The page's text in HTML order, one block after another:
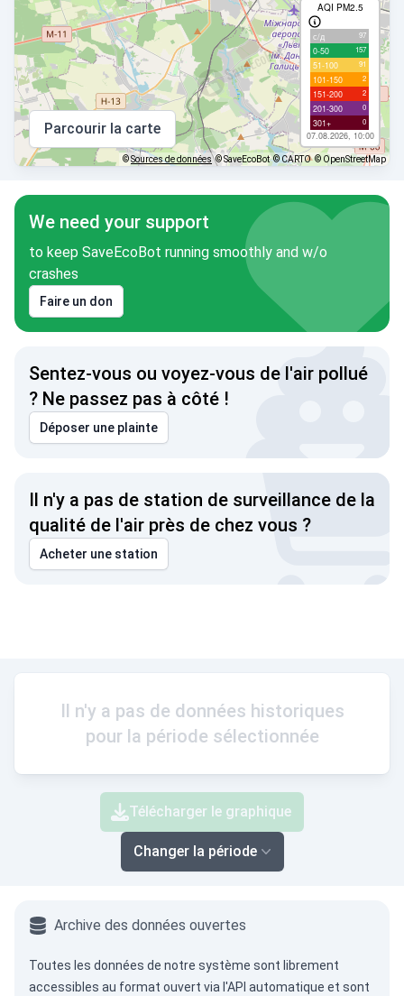
AQI PM2.5
с/д 97
0-50 157
51-100 91
101-150 2
151-200 2
201-300 0
301+ 0
07.08.2026, 10:00
Parcourir la carte
©Sources de données © SaveEcoBot © CARTO © OpenStreetMap
We need your support
to keep SaveEcoBot running smoothly and w/o
crashes
Faire un don
Sentez-vous ou voyez-vous de l'air pollué
? Ne passez pas à côté !
Déposer une plainte
Il n'y a pas de station de surveillance de la
qualité de l'air près de chez vous ?
Acheter une station
Il n'y a pas de données historiques
pour la période sélectionnée
Télécharger le graphique
Changer la période
Archive des données ouvertes
Toutes les données de notre système sont librement
accessibles au format ouvert via l'API automatique et sont